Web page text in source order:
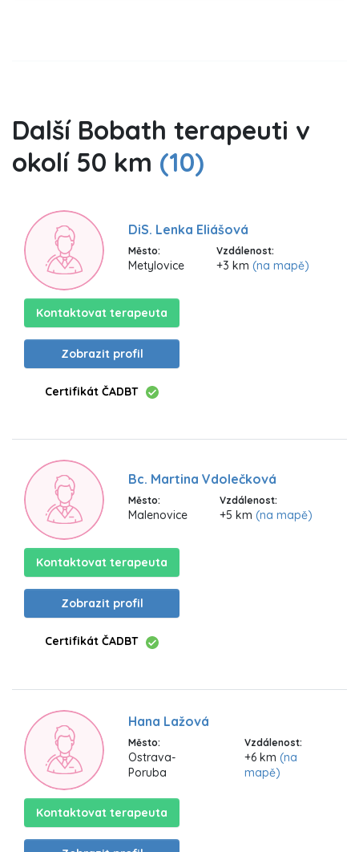
Další Bobath terapeuti v
okolí 50 km (10)
DiS. Lenka Eliášová
Město:
Metylovice
Vzdálenost:
+3 km (na mapě)
Kontaktovat terapeuta
Zobrazit profil
Certifikát ČADBT
Bc. Martina Vdolečková
Město:
Malenovice
Vzdálenost:
+5 km (na mapě)
Kontaktovat terapeuta
Zobrazit profil
Certifikát ČADBT
Hana Lažová
Město:
Ostrava-
Poruba
Vzdálenost:
+6 km(na
mapě)
Kontaktovat terapeuta